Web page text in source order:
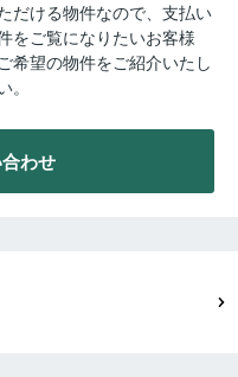
だける物件なので、支払い
をご覧になりたいお客様
希望の物件をご紹介いたし
。
わせ